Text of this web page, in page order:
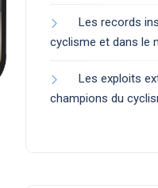
Les records
cyclisme et dans le
Les exploits
champions du